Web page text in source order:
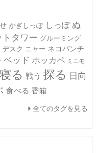
かぎしっぽ しっぽ ぬ
タワー グルーミング
デスク ニャー ネコパンチ
ベッド ホッカペ ミニモ
寝る 戦う 探る 日向
食べる 香箱
全てのタグを見る